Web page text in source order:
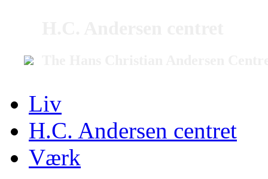
Liv
H.C. Andersen centret
Værk